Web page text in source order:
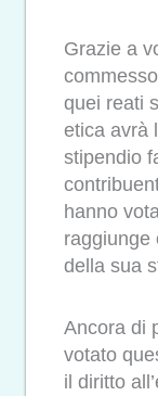
Grazie a
quei reati
etica avrà
stipendio
hanno
raggiunge
della sua
Ancora di
votato
il diritto